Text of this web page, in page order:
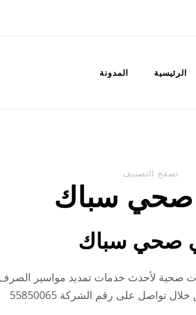
الرئيسية المدونة
تصفح التصنيف
صحي سباك
صحي سباك
لأحدث خدمات تمديد مواسير الصرف
تواصل على رقم الشركة 55850065